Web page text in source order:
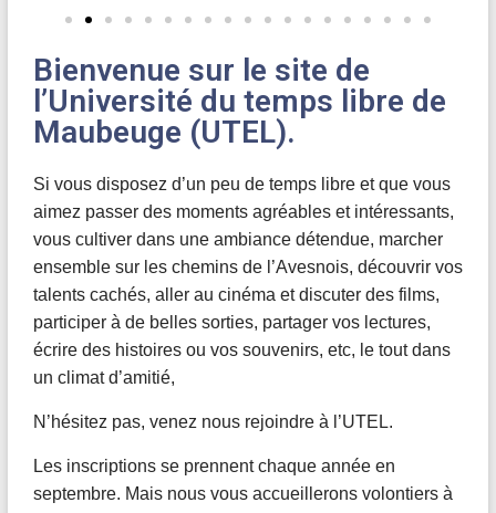
Bienvenue sur le site de
l’Université du temps libre de
Maubeuge (UTEL).
Si vous disposez d’un peu de temps libre et que vous
aimez passer des moments agréables et intéressants,
vous cultiver dans une ambiance détendue, marcher
ensemble sur les chemins de l’Avesnois, découvrir vos
talents cachés, aller au cinéma et discuter des films,
participer à de belles sorties, partager vos lectures,
écrire des histoires ou vos souvenirs, etc, le tout dans
un climat d’amitié,
N’hésitez pas, venez nous rejoindre à l’UTEL.
Les inscriptions se prennent chaque année en
septembre. Mais nous vous accueillerons volontiers à